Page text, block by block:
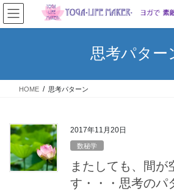
コ
ン
テ
ス
ナ
ビ
ゲ
ン
思考パター
HOME 思考パターン
2017年11月20日
数秘学
またしても、間が
す・・・思考のパ